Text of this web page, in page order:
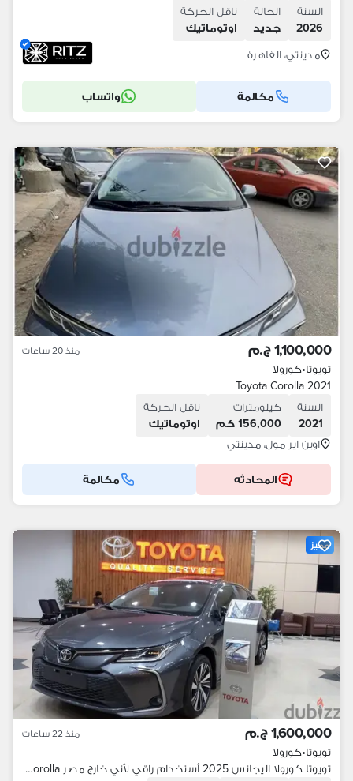
السنة
2026
الحالة
جديد
ناقل الحركة
اوتوماتيك
مدينتي، القاهرة
مكالمة واتساب
1,100,000 ج.م منذ 20 ساعات
تويوتا•كورولا
Toyota Corolla 2021
السنة
2021
كيلومترات
156,000 كم
ناقل الحركة
اوتوماتيك
اوبن اير مول، مدينتي
المحادثه مكالمة
مميز
1,600,000 ج.م منذ 22 ساعات
تويوتا•كورولا
تويوتا كورولا اليجانس 2025 أستخدام راقي لأني خارج مصر Toyota Corolla